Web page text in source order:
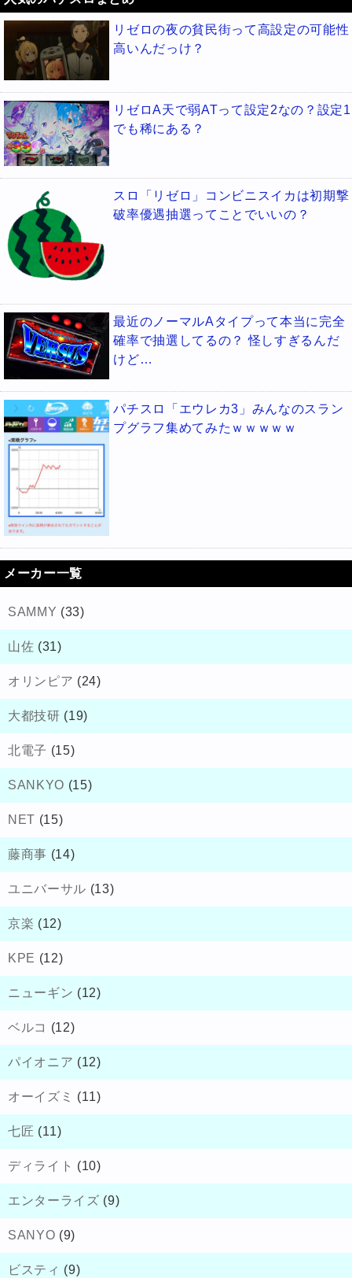
リゼロの夜の貧民街って高設定の可能性
高いんだっけ？
リゼロA天で弱ATって設定2なの？設定1
でも稀にある？
スロ「リゼロ」コンビニスイカは初期撃
破率優遇抽選ってことでいいの？
最近のノーマルAタイプって本当に完全
確率で抽選してるの？ 怪しすぎるんだ
けど…
パチスロ「エウレカ3」みんなのスラン
プグラフ集めてみたｗｗｗｗｗ
メーカー一覧
SAMMY (33)
山佐 (31)
オリンピア (24)
大都技研 (19)
北電子 (15)
SANKYO (15)
NET (15)
藤商事 (14)
ユニバーサル (13)
京楽 (12)
KPE (12)
ニューギン (12)
ベルコ (12)
パイオニア (12)
オーイズミ (11)
七匠 (11)
ディライト (10)
エンターライズ (9)
SANYO (9)
ビスティ (9)